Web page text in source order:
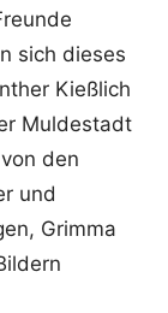
sich dieses
Kießlich
Muldestadt
den
und
Grimma